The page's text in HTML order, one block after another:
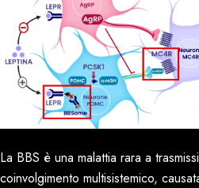
La BBS è una malattia rara a
coinvolgimento multisistemico,